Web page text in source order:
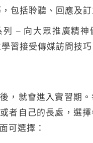
包括聆聽、回應及訂
列 – 向大眾推廣精神
習接受傳媒訪問技巧
，就會進入實習期
者自己的長處，選擇
可選擇：